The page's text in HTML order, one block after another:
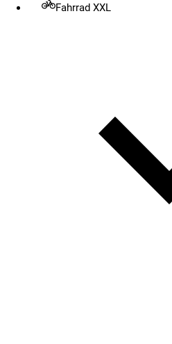
Fahrrad XXL